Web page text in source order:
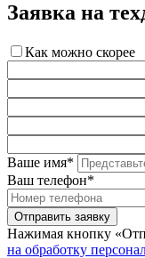
Заявка на
Как можно скорее
Ваше имя*
Ваш телефон*
Нажимая кнопку
на обработку